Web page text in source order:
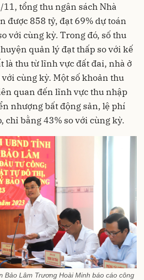
tổng thu ngân sách Nhà
được 858 tỷ, đạt 69% dự toán
với cùng kỳ. Trong đó, số thu
quản lý đạt thấp so với kế
là thu từ lĩnh vực đất đai, nhà ở
cùng kỳ. Một số khoản thu
quan đến lĩnh vực thu nhập
nhượng bất động sản, lệ phí
chỉ bằng 43% so với cùng kỳ.
Bảo Lâm Trương Hoài Minh báo cáo công